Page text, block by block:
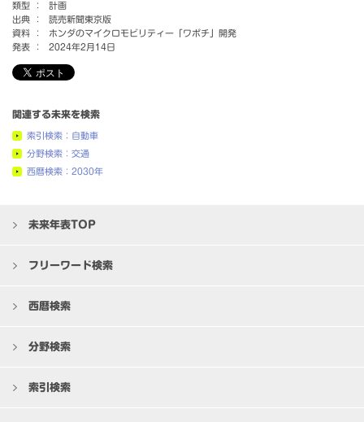
類型 ：
計画
出典 ：
読売新聞東京版
資料 ：
ホンダのマイクロモビリティー「ワポチ」開発
発表 ：
2024年2月14日
関連する未来を検索
索引検索：自動車
分野検索：交通
西暦検索：2030年
未来年表TOP
フリーワード検索
西暦検索
分野検索
索引検索